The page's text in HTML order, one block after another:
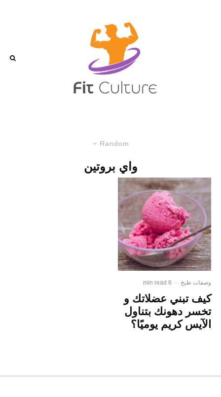
Random
واي بروتين
وصفات طبخ ·
6 min read
كيف تبني عضلاتك و
تخسر دهونك بتناول
الآيس كريم يوميًا؟